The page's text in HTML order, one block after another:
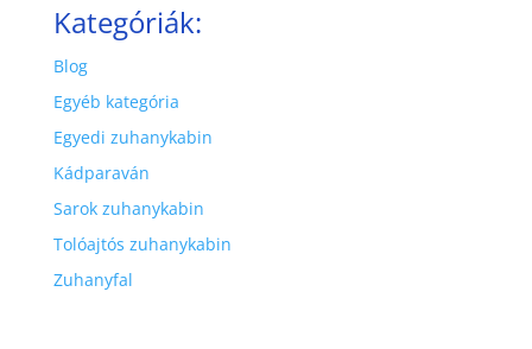
Kategóriák:
Blog
Egyéb kategória
Egyedi zuhanykabin
Kádparaván
Sarok zuhanykabin
Tolóajtós zuhanykabin
Zuhanyfal